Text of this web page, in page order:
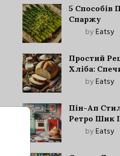
5 Способів
Спаржу
byEatsy
Простий
Хліба:
Запашний
byEatsy
Пін-Ап
Ретро Шик
Акцентом
byEatsy